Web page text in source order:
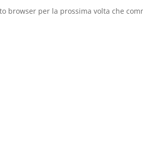
browser per la prossima volta che